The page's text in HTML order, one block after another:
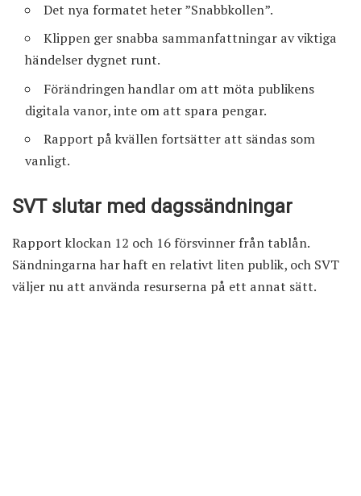
Det nya formatet heter ”Snabbkollen”.
Klippen ger snabba sammanfattningar av viktiga
händelser dygnet runt.
Förändringen handlar om att möta publikens
digitala vanor, inte om att spara pengar.
Rapport på kvällen fortsätter att sändas som
vanligt.
SVT slutar med dagssändningar
Rapport klockan 12 och 16 försvinner från tablån.
Sändningarna har haft en relativt liten publik, och SVT
väljer nu att använda resurserna på ett annat sätt.